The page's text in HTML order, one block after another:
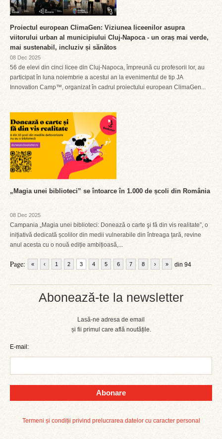
Abonează-te la newsletter
Lasă-ne adresa de email
și fii primul care află noutățile.
E-mail:
Abonare
Termeni și condiții privind prelucrarea datelor cu caracter personal
Proiectul european ClimaGen: Viziunea liceenilor asupra
viitorului urban al municipiului Cluj-Napoca - un oraș mai verde,
mai sustenabil, incluziv și sănătos
08 Dec 2025
56 de elevi din cinci licee din Cluj-Napoca, împreună cu profesorii lor, au
participat în luna noiembrie a acestui an la evenimentul de tip JA
Innovation Camp™, organizat în cadrul proiectului european ClimaGen...
„Magia unei biblioteci” se întoarce în 1.000 de școli din România
08 Dec 2025
Campania „Magia unei biblioteci: Doneazǎ o carte şi fǎ din vis realitate”, o
inițiativă dedicată școlilor din medii vulnerabile din întreaga țară, revine
anul acesta cu o nouă ediție ambițioasă,...
Page: « ‹ 1 2 3 4 5 6 7 8 din 94
› »